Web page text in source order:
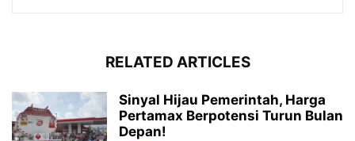
RELATED ARTICLES
Sinyal Hijau Pemerintah, Harga
Pertamax Berpotensi Turun Bulan
Depan!